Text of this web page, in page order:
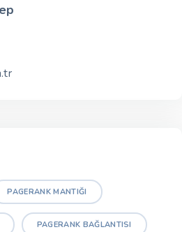
PAGERANK MANTIĞI
PAGERANK BAĞLANTISI